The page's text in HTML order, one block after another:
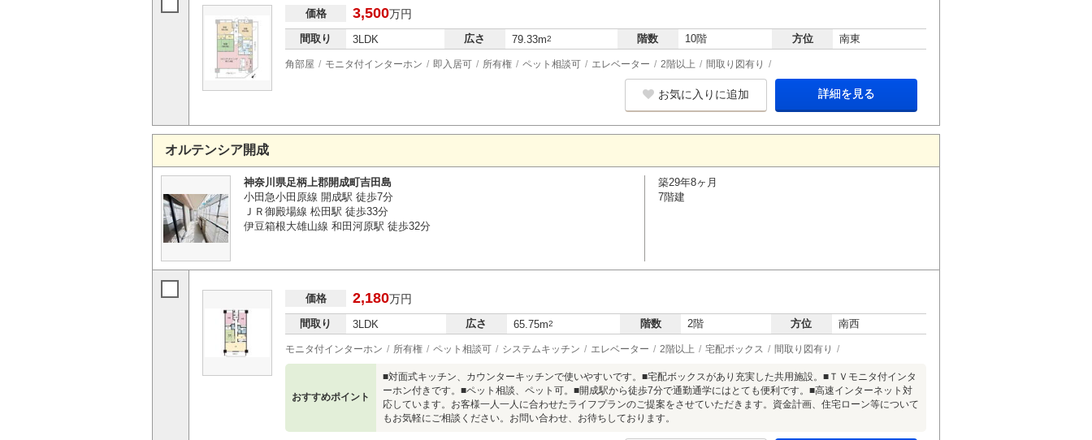
価格 3,500万円
間取り 3LDK 広さ 79.33m2 階数 10階 方位 南東
角部屋 モニタ付インターホン 即入居可 所有権 ペット相談可 エレベーター 2階以上 間取り図有り
お気に入りに追加 詳細を見る
オルテンシア開成
神奈川県足柄上郡開成町吉田島
小田急小田原線 開成駅 徒歩7分
ＪＲ御殿場線 松田駅 徒歩33分
伊豆箱根大雄山線 和田河原駅 徒歩32分
築29年8ヶ月
7階建
価格 2,180万円
間取り 3LDK 広さ 65.75m2 階数 2階 方位 南西
モニタ付インターホン 所有権 ペット相談可 システムキッチン エレベーター 2階以上 宅配ボックス 間取り図有り
おすすめポイント
■対面式キッチン、カウンターキッチンで使いやすいです。■宅配ボックスがあり充実した共用施設。■ＴＶモニタ付インタ
ーホン付きです。■ペット相談、ペット可。■開成駅から徒歩7分で通勤通学にはとても便利です。■高速インターネット対
応しています。お客様一人一人に合わせたライフプランのご提案をさせていただきます。資金計画、住宅ローン等について
もお気軽にご相談ください。お問い合わせ、お待ちしております。